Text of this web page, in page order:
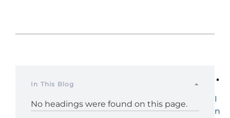
In This Blog
No headings were found on this page.
I
n